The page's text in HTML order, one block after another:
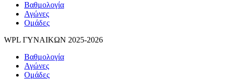
Βαθμολογία
Αγώνες
Ομάδες
WPL ΓΥΝΑΙΚΩΝ 2025-2026
Βαθμολογία
Αγώνες
Ομάδες